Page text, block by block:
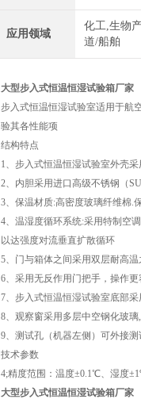
应用领域
化工,生物
道/船舶
大型步入式恒温恒湿试验箱厂家
步入式恒温恒湿试验室适用于航
验其各性能项
结构特点
1、步入式恒温恒湿试验室外壳
2、内胆采用进口高级不锈钢（
3、保温材质:高密度玻璃纤维棉.
4、温湿度循环系统:采用特制空
以达强度对流垂直扩散循环
5、门与箱体之间采用双层耐高
6、采用无反作用门把手，操作更
7、步入式恒温恒湿试验室底部
8、观察窗采用多层中空钢化玻
9、测试孔（机器左侧）可外接
技术参数
4;精度范围：温度±0.1℃、湿度
大型步入式恒温恒湿试验箱厂家